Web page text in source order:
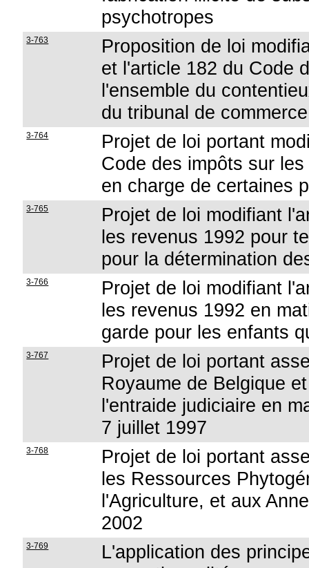
psychotropes
3-763
Proposition de loi
et l'article 182 du Code
l'ensemble du
du tribunal de commerce
3-764
Projet de loi portant
Code des impôts sur
en charge de certaines
3-765
Projet de loi modifiant
les revenus 1992 pour
pour la détermination
3-766
Projet de loi modifiant
les revenus 1992 en
garde pour les enfants
3-767
Projet de loi portant
Royaume de Belgique
l'entraide judiciaire en
7 juillet 1997
3-768
Projet de loi portant
les Ressources
l'Agriculture, et aux
2002
3-769
L'application des